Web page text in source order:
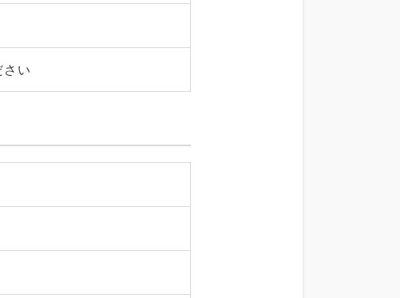
い